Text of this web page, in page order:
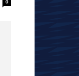
0